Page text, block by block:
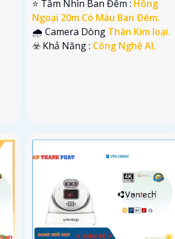
⭐ Tầm Nhìn Ban Đêm : Hồng
Ngoại 20m Có Màu Ban Ðêm.
🌧️ Camera Dòng Thân Kim loại.
️☣️ Khả Năng : Công Nghệ AI.